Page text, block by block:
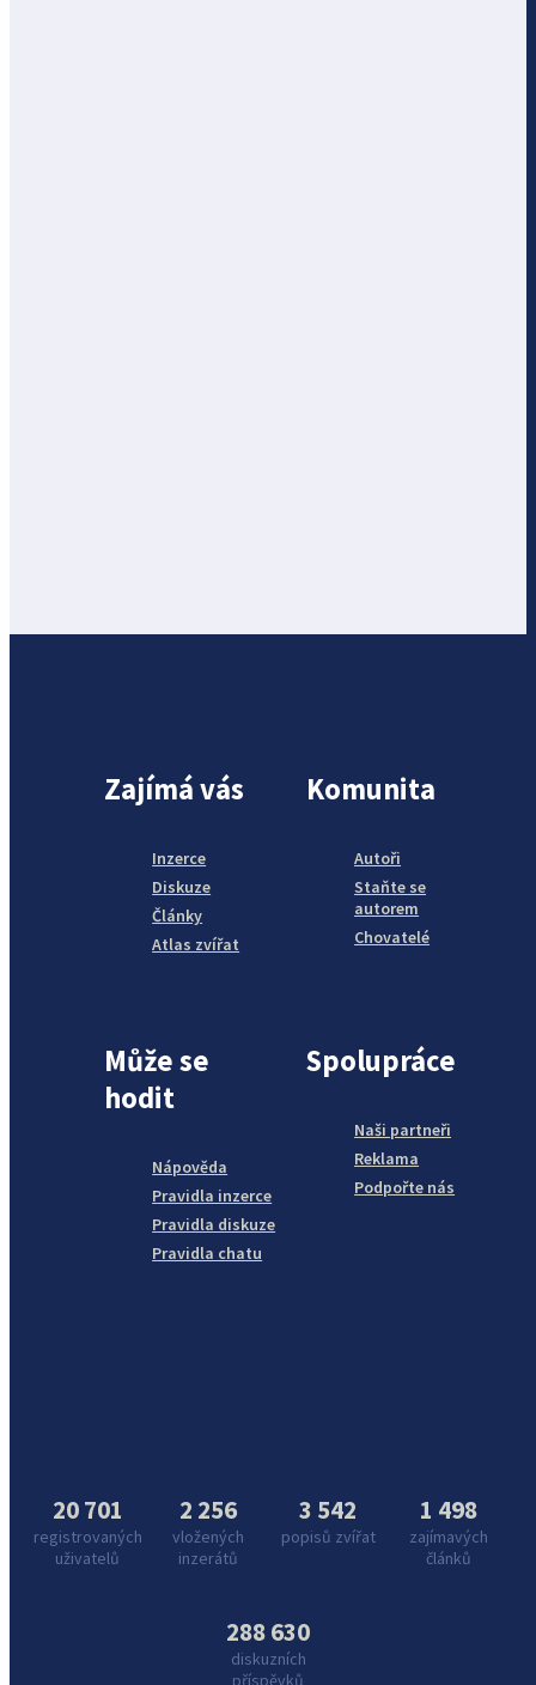
Zajímá vás
Inzerce
Diskuze
Články
Atlas zvířat
Komunita
Autoři
Staňte se
autorem
Chovatelé
Může se
hodit
Nápověda
Pravidla inzerce
Pravidla diskuze
Pravidla chatu
Spolupráce
Naši partneři
Reklama
Podpořte nás
20 701
registrovaných
uživatelů
2 256
vložených
inzerátů
3 542
popisů zvířat
1 498
zajímavých
článků
288 630
diskuzních
příspěvků